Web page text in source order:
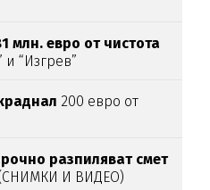
млн. евро от чистота
и “Изгрев”
200 евро от
разпиляват смет
И ВИДЕО)